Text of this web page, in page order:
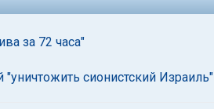
за 72 часа"
сионистский Израиль"